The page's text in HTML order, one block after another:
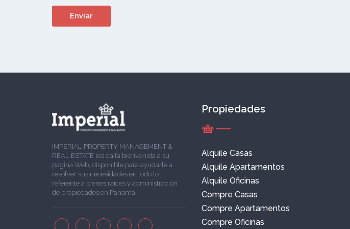
IMPERIAL PROPERTY MANAGEMENT &
REAL ESTATE les da la bienvenida a su
página Web, disponible para ayudarle a
resolver sus necesidades en todo lo
referente a bienes raíces y administración
de propiedades en Panamá.
Propiedades
Alquile Casas
Alquile Apartamentos
Alquile Oficinas
Compre Casas
Compre Apartamentos
Compre Oficinas